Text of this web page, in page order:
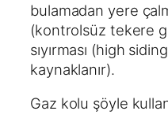
bulamadan yere
(kontrolsüz tekere
sıyırması (high
kaynaklanır).
Gaz kolu şöyle